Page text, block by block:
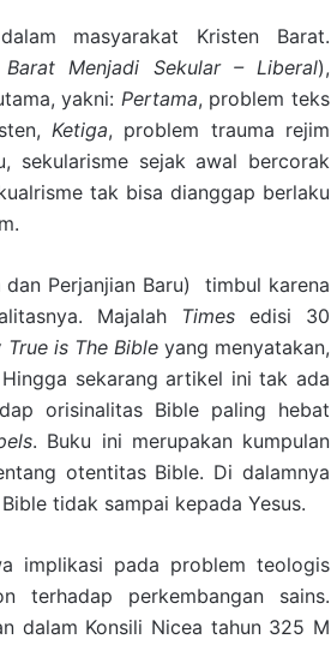
masyarakat Kristen Barat.
Barat Menjadi Sekular – Liberal),
yakni: Pertama, problem teks
Ketiga, problem trauma rejim
sekularisme sejak awal bercorak
tak bisa dianggap berlaku
Perjanjian Baru) timbul karena
Majalah Times edisi 30
True is The Bibleyang menyatakan,
sekarang artikel ini tak ada
orisinalitas Bible paling hebat
. Buku ini merupakan kumpulan
otentitas Bible. Di dalamnya
tidak sampai kepada Yesus.
implikasi pada problem teologis
perkembangan sains.
dalam Konsili Nicea tahun 325 M